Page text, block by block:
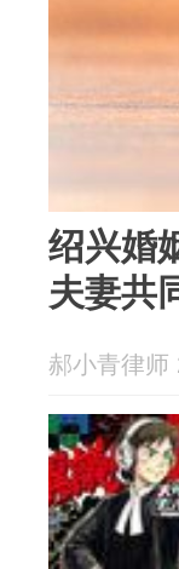
绍兴婚
夫妻共
郝小青律师